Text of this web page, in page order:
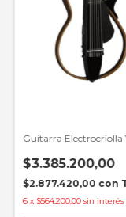
Guitarra Electrocriolla
$3.385.200,00
$2.877.420,00 con
6 x $564.200,00 sin interés